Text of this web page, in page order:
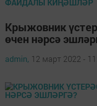
ФАЙДАЛЫ КИҢӘШЛӘР
Крыжовник
өчен нәрсә
admin, 12 март 2022 -